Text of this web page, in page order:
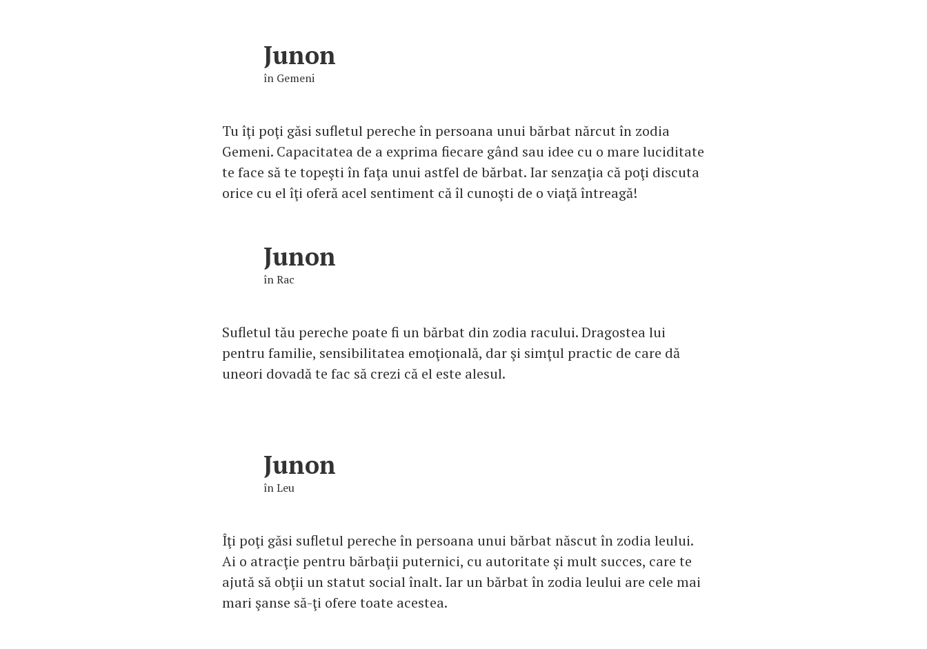
Junon
în Gemeni
Tu îţi poţi găsi sufletul pereche în persoana unui bărbat nărcut în zodia
Gemeni. Capacitatea de a exprima fiecare gând sau idee cu o mare luciditate
te face să te topeşti în faţa unui astfel de bărbat. Iar senzaţia că poţi discuta
orice cu el îţi oferă acel sentiment că îl cunoşti de o viaţă întreagă!
Junon
în Rac
Sufletul tău pereche poate fi un bărbat din zodia racului. Dragostea lui
pentru familie, sensibilitatea emoţională, dar şi simţul practic de care dă
uneori dovadă te fac să crezi că el este alesul.
Junon
în Leu
Îţi poţi găsi sufletul pereche în persoana unui bărbat născut în zodia leului.
Ai o atracţie pentru bărbaţii puternici, cu autoritate şi mult succes, care te
ajută să obţii un statut social înalt. Iar un bărbat în zodia leului are cele mai
mari şanse să-ţi ofere toate acestea.